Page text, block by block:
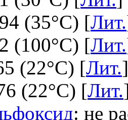
(35°C) [Лит.
(100°C) [Лит.
(22°C) [Лит.]
(22°C) [Лит.
: не